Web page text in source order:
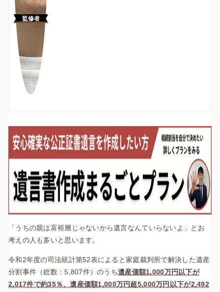
監修者
「うちの親は富裕層じゃないから遺言なんていらないよ」とお
考えの人も多いと思います。
令和2年度の司法統計第52表によると家庭裁判所で解決した遺産
分割事件（総数：5,807件）のうち遺産価額1,000万円以下が
2,017件で約35％、遺産価額1,000万円超5,000万円以下が2,492